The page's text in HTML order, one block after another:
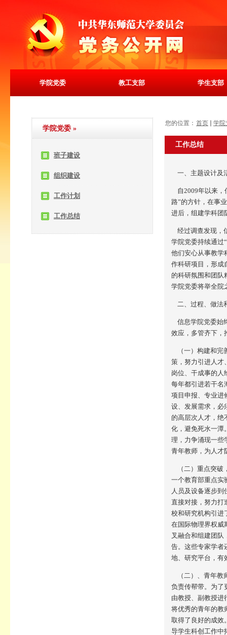
学院党委 教工支部 学生支部
学院党委 »
班子建设
组织建设
工作计划
工作总结
您的位置： 首页 学院
工作总结
一、主题设计及
自2009年以来，
路”的方针，在事
进后，组建学科团
经过调查发现，
学院党委持续通过
他们安心从事教学
作科研项目，形成
的科研氛围和团队
学院党委将举全院
二、过程、做法
信息学院党委始
效应，多管齐下，
（一）构建和完
策，努力引进人才
岗位、干成事的人
每年都引进若干名
项目申报、专业进
设、发展需求，必
的高层次人才，绝
化，避免死水一潭
理，力争涌现一些
青年教师，为人才
（二）重点突破
一个教育部重点实
人员及设备逐步
直接对接，努力打
校和研究机构引进
在国际物理界权威
叉融合和组建团队
告。这些专家学者
地、研究平台，有
（二）、青年教
负责传帮带。为了
由教授、副教授进
将优秀的青年的教
取得了良好的成效
导学生科创工作中